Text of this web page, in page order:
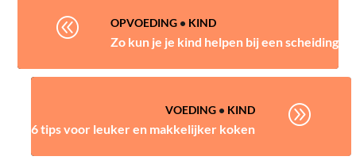
@ OPVOEDING• KIND
Zo kun je je kind helpen bij een scheiding
VOEDING• KIND
6 tips voor leuker en makkelijker koken
A